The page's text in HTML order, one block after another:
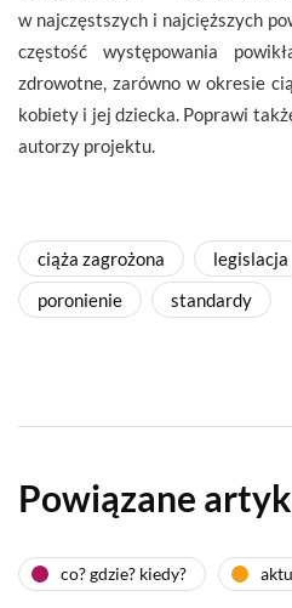
w najczęstszych i najcięższych
częstość występowania
zdrowotne, zarówno w okresie
kobiety i jej dziecka. Poprawi
autorzy projektu.
ciąża zagrożona legislacja
poronienie
standardy
Powiązane
co? gdzie? kiedy?